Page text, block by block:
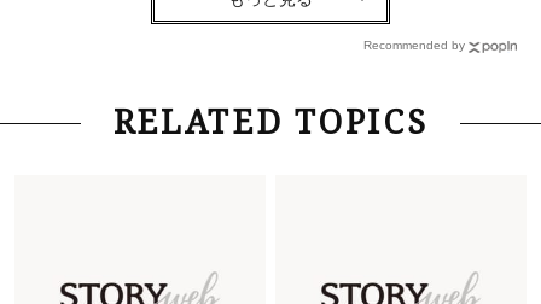
【40代コンサバ派】白Tシャツは「パール×ゴー
ルドアクセ」を合わせるのが正解！〈大野真理子
Lifestyle 2026.7.29
「お若いですね」は褒め言葉？“若い＝美しい”と
上野千鶴子先生が問い直す“理想の老後”の呪縛
Recommended by
RELATED TOPICS